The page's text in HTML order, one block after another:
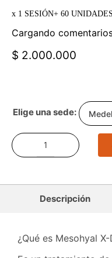
x 1 SESIÓN+ 60
Cargando
$ 2.000.000
Descripción
¿Qué es Mesohyal X-